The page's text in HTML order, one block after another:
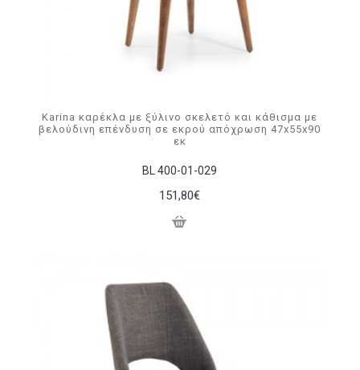
BL 400-01-029
Karina καρέκλα με ξύλινο σκελετό και κάθισμα με
βελούδινη επένδυση σε εκρού απόχρωση 47x55x90
εκ
151,80€